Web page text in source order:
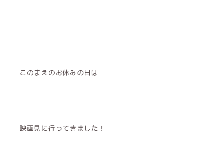
このまえのお休みの日は
映画見に行ってきました！